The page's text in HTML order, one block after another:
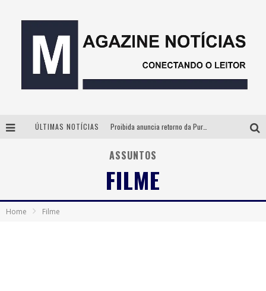
ÚLTIMAS NOTÍCIAS Proibida anuncia retorno da Puro Malte Extra e consolida trajetória de democratização cervejeira no Brasil
Instituto Cervantes apresenta recital do alaudista mexicano Francisco Gil na série Segunda Musical
ASSUNTOS
FILME
Home Filme